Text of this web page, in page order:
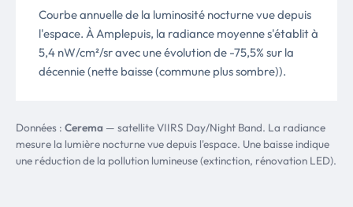
Courbe annuelle de la luminosité nocturne vue depuis
l'espace. À Amplepuis, la radiance moyenne s'établit à
5,4 nW/cm²/sr avec une évolution de -75,5% sur la
décennie (nette baisse (commune plus sombre)).
Données : Cerema — satellite VIIRS Day/Night Band. La radiance
mesure la lumière nocturne vue depuis l'espace. Une baisse indique
une réduction de la pollution lumineuse (extinction, rénovation LED).